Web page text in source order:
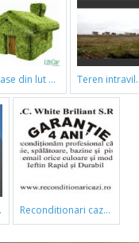
case din lut si paie teren intravilan
reconditionari cazi de baie